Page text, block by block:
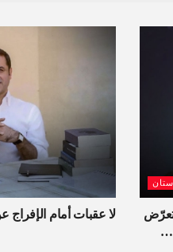
لا عقبات أمام
تعرّض